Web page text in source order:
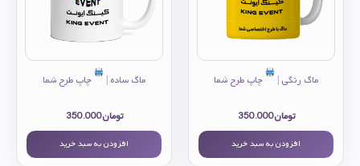
ماگ رنگی | چاپ طرح شما
تومان350.000
افزودن به سبد خرید
ماگ ساده | چاپ طرح شما
تومان350.000
افزودن به سبد خرید